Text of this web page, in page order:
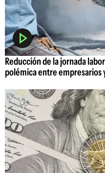
Reducción de la jornada
polémica entre empresarios